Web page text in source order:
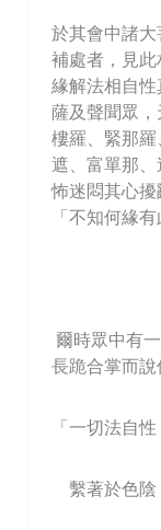
於其會中諸
補處者，見
緣解法相自
薩及聲聞眾
樓羅、緊那
遮、富單那
怖迷悶其心擾
「不知何緣
爾時眾中有
長跪合掌而說
「一切法自
繫著於色陰